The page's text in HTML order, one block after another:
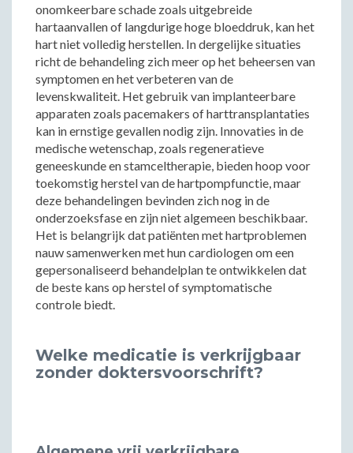
onomkeerbare schade zoals uitgebreide
hartaanvallen of langdurige hoge bloeddruk, kan het
hart niet volledig herstellen. In dergelijke situaties
richt de behandeling zich meer op het beheersen van
symptomen en het verbeteren van de
levenskwaliteit. Het gebruik van implanteerbare
apparaten zoals pacemakers of harttransplantaties
kan in ernstige gevallen nodig zijn. Innovaties in de
medische wetenschap, zoals regeneratieve
geneeskunde en stamceltherapie, bieden hoop voor
toekomstig herstel van de hartpompfunctie, maar
deze behandelingen bevinden zich nog in de
onderzoeksfase en zijn niet algemeen beschikbaar.
Het is belangrijk dat patiënten met hartproblemen
nauw samenwerken met hun cardiologen om een
gepersonaliseerd behandelplan te ontwikkelen dat
de beste kans op herstel of symptomatische
controle biedt.
Welke medicatie is verkrijgbaar
zonder doktersvoorschrift?